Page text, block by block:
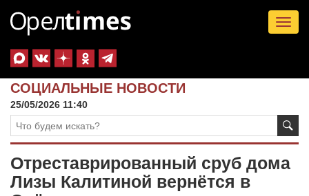
СОЦИАЛЬНЫЕ НОВОСТИ
25/05/2026 11:40
Отреставрированный сруб дома
Лизы Калитиной вернётся в